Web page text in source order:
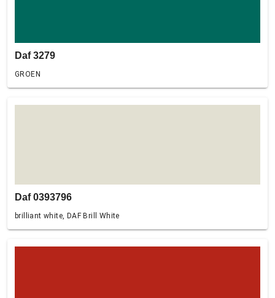
Daf 3279
GROEN
Daf 0393796
brilliant white, DAF Brill White